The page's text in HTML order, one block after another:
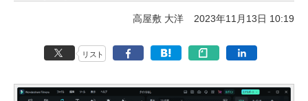
高屋敷 大洋 2023年11月13日 10:19
リスト